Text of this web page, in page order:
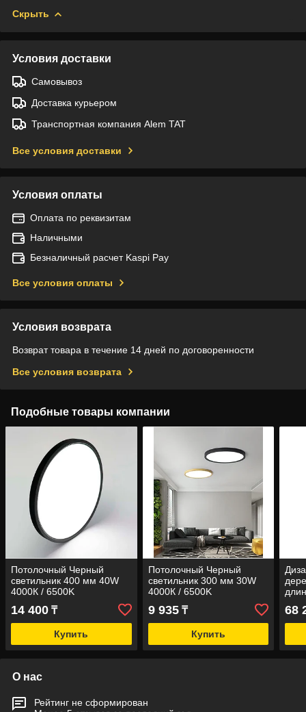
Скрыть
Условия доставки
Самовывоз
Доставка курьером
Транспортная компания Alem TAT
Все условия доставки
Условия оплаты
Оплата по реквизитам
Наличными
Безналичный расчет Kaspi Pay
Все условия оплаты
Условия возврата
Возврат товара в течение 14 дней по договоренности
Все условия возврата
Подобные товары компании
Потолочный Черный
светильник 400 мм 40W
4000К / 6500K
(накладной)
14 400 ₸
Купить
Потолочный Черный
светильник 300 мм 30W
4000К / 6500K
(накладной)
9 935₸
Купить
68
О нас
Рейтинг не сформирован